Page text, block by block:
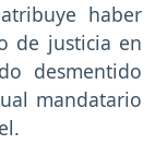
haber
de justicia en
desmentido
mandatario